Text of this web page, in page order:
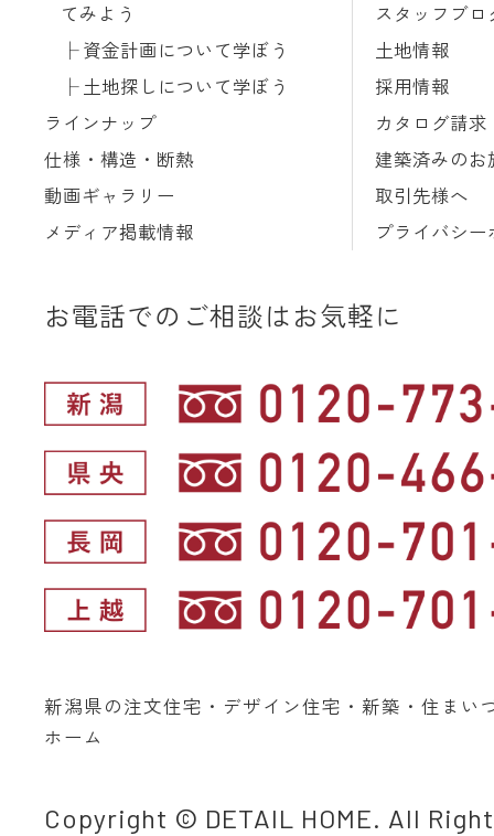
てみよう
資金計画について学ぼう
土地探しについて学ぼう
ラインナップ
仕様・構造・断熱
動画ギャラリー
メディア掲載情報
スタッフブロ
土地情報
採用情報
カタログ請求
建築済みのお
取引先様へ
プライバシー
お電話でのご相談はお気軽に
新潟県の注文住宅・デザイン住宅・新築・住まい
ホーム
Copyright © DETAIL HOME. All